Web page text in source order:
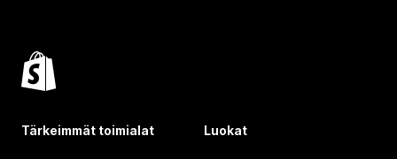
Tärkeimmät toimialat Luokat